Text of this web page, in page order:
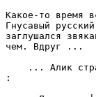
Какое-то время
Гнусавый
заглушался
чем. Вдруг ...
... Алик
: